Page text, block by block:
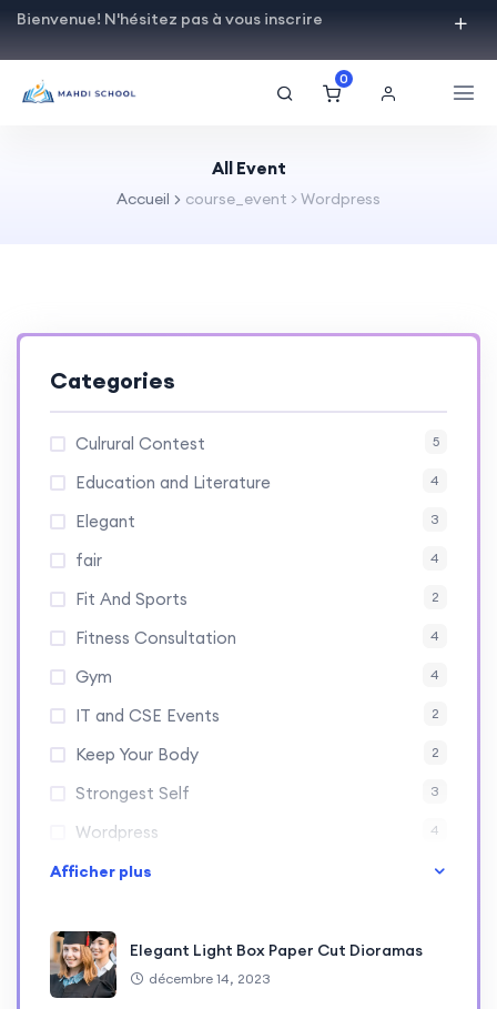
Bienvenue! N'hésitez pas à vous inscrire
0
All Event
Accueil course_event > Wordpress
Categories
Culrural Contest 5
Education and Literature 4
Elegant 3
fair 4
Fit And Sports 2
Fitness Consultation 4
Gym 4
IT and CSE Events 2
Keep Your Body 2
Strongest Self 3
Wordpress 4
Afficher plus
Elegant Light Box Paper Cut Dioramas
décembre 14, 2023